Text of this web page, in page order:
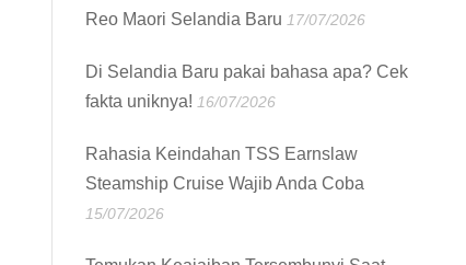
Reo Maori Selandia Baru 17/07/2026
Di Selandia Baru pakai bahasa apa? Cek
fakta uniknya! 16/07/2026
Rahasia Keindahan TSS Earnslaw
Steamship Cruise Wajib Anda Coba
15/07/2026